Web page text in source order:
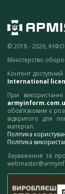
© 2018 - 2026,
Міністерство
Контент доступний
International
При
обов’язковим є
відкритого для
матеріал.
Політика
Політика
Зауваження та